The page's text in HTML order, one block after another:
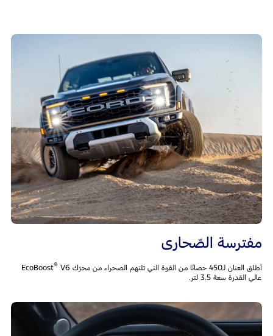
مفترسة الصّحارى
أطلق العنان لـ450 حصانًا من القوة التي تلتهم الصحراء من محرّك EcoBoost ® ‎V6
عالي القدرة سعة 3.5 لتر.